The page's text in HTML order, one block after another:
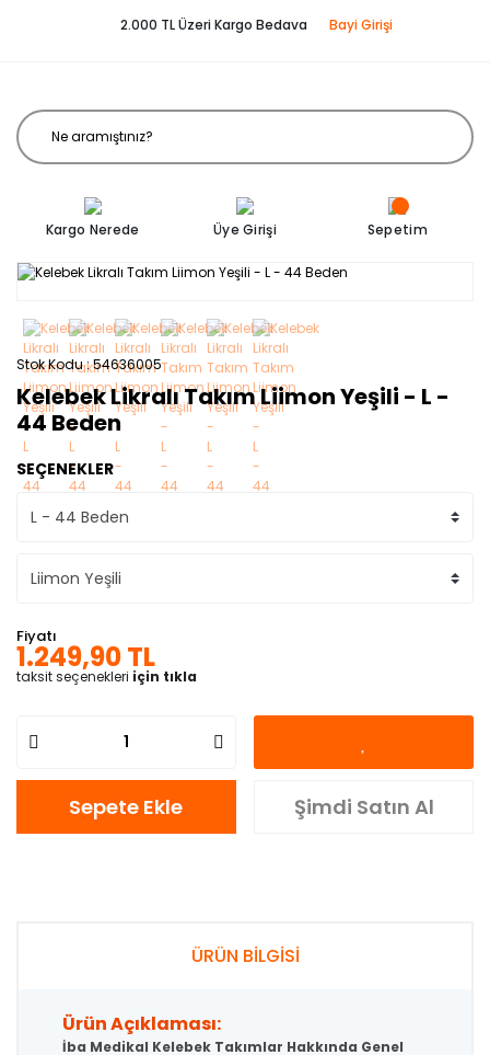
2.000 TL Üzeri Kargo Bedava Bayi Girişi
Kargo Nerede Üye Girişi Sepetim
Stok Kodu 54636005
Kelebek Likralı Takım Liimon Yeşili - L -
44 Beden
SEÇENEKLER
Fiyatı
1.249,90 TL
taksit seçenekleri için tıkla
Sepete Ekle Şimdi Satın Al
ÜRÜN BİLGİSİ
Ürün Açıklaması:
İba Medikal Kelebek Takımlar Hakkında Genel